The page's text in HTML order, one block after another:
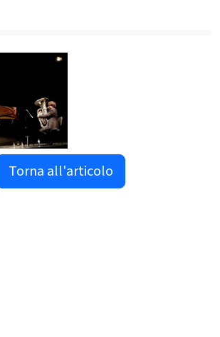
Torna all'articolo